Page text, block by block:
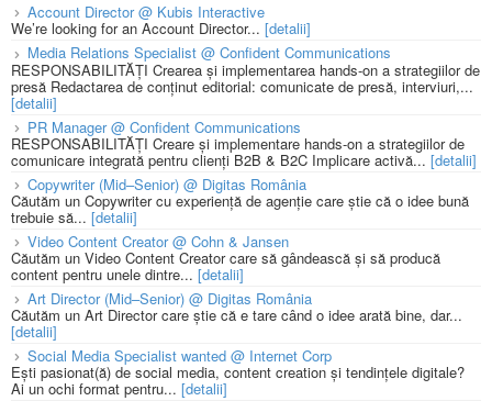
Account Director @ Kubis Interactive
We’re looking for an Account Director... [detalii]
Media Relations Specialist @ Confident Communications
RESPONSABILITĂȚI Crearea și implementarea hands-on a strategiilor de
presă Redactarea de conținut editorial: comunicate de presă, interviuri,...
[detalii]
PR Manager @ Confident Communications
RESPONSABILITĂȚI Creare și implementare hands-on a strategiilor de
comunicare integrată pentru clienți B2B & B2C Implicare activă... [detalii]
Copywriter (Mid–Senior) @ Digitas România
Căutăm un Copywriter cu experiență de agenție care știe că o idee bună
trebuie să... [detalii]
Video Content Creator @ Cohn & Jansen
Căutăm un Video Content Creator care să gândească și să producă
content pentru unele dintre... [detalii]
Art Director (Mid–Senior) @ Digitas România
Căutăm un Art Director care știe că e tare când o idee arată bine, dar...
[detalii]
Social Media Specialist wanted @ Internet Corp
Ești pasionat(ă) de social media, content creation și tendințele digitale?
Ai un ochi format pentru... [detalii]